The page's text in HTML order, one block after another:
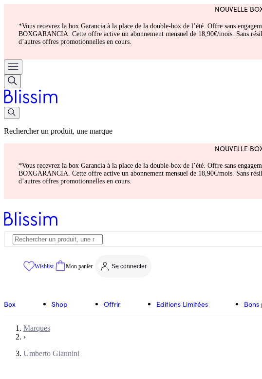
NOUVELLE
*Vous recevrez la box Garancia à la place de la double-box de l’été. Offre sans
BOXGARANCIA. Cette offre active un abonnement mensuel de 18,90€/mois. Sans
d’autres offres promotionnelles en cours.
Rechercher un produit, une marque
NOUVELLE
*Vous recevrez la box Garancia à la place de la double-box de l’été. Offre sans
BOXGARANCIA. Cette offre active un abonnement mensuel de 18,90€/mois. Sans
d’autres offres promotionnelles en cours.
Wishlist Mon panier Se connecter
Box Shop Offrir Editions Limitées Bons
Marques
›
Umberto Giannini